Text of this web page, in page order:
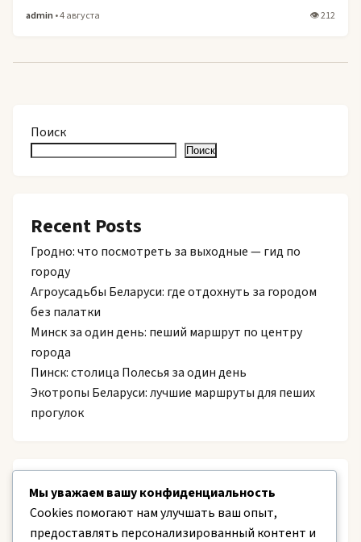
admin • 4 августа 👁 212
Поиск
Поиск
Recent Posts
Гродно: что посмотреть за выходные — гид по
городу
Агроусадьбы Беларуси: где отдохнуть за городом
без палатки
Минск за один день: пеший маршрут по центру
города
Пинск: столица Полесья за один день
Экотропы Беларуси: лучшие маршруты для пеших
прогулок
Recent Comments
Нет комментариев для просмотра.
Мы уважаем вашу конфиденциальность
Cookies помогают нам улучшать ваш опыт,
предоставлять персонализированный контент и